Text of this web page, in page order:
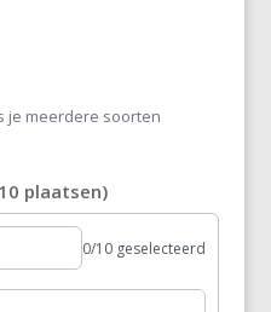
je meerdere soorten
plaatsen)
0/10 geselecteerd